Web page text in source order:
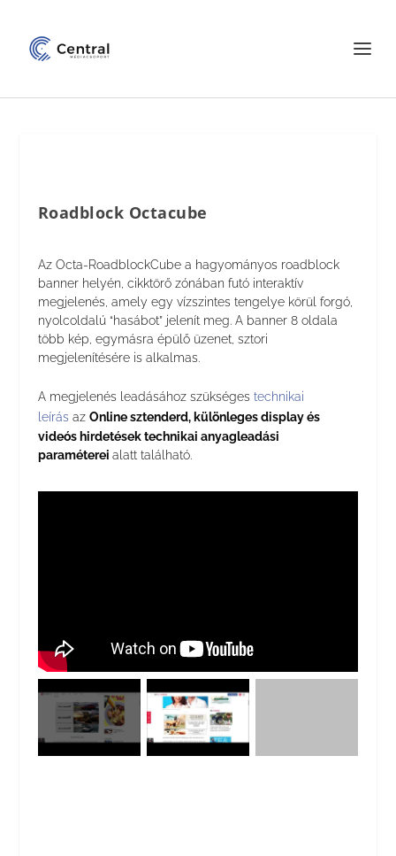
Roadblock Octacube
Az Octa-RoadblockCube a hagyományos roadblock
banner helyén, cikktörő zónában futó interaktív
megjelenés, amely egy vízszintes tengelye körül forgó,
nyolcoldalú “hasábot” jelenít meg. A banner 8 oldala
több kép, egymásra épülő üzenet, sztori
megjelenítésére is alkalmas.
A megjelenés leadásához szükséges technikai
leírás az Online sztenderd, különleges display és
videós hirdetések technikai anyagleadási
paraméterei alatt található.